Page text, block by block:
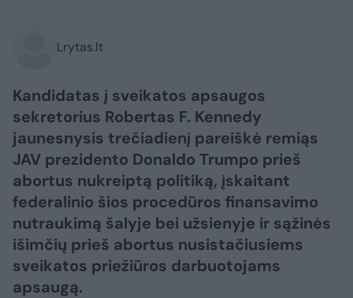
Lrytas.lt
Kandidatas į sveikatos apsaugos
sekretorius Robertas F. Kennedy
jaunesnysis trečiadienį pareiškė remiąs
JAV prezidento Donaldo Trumpo prieš
abortus nukreiptą politiką, įskaitant
federalinio šios procedūros finansavimo
nutraukimą šalyje bei užsienyje ir sąžinės
išimčių prieš abortus nusistačiusiems
sveikatos priežiūros darbuotojams
apsaugą.